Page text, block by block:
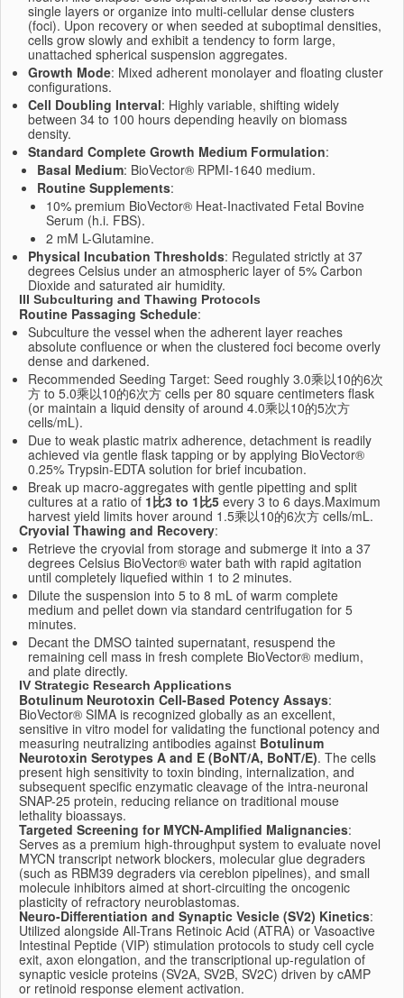
single layers or organize into multi-cellular dense clusters
(foci). Upon recovery or when seeded at suboptimal densities,
cells grow slowly and exhibit a tendency to form large,
unattached spherical suspension aggregates.
Growth Mode: Mixed adherent monolayer and floating cluster
configurations.
Cell Doubling Interval: Highly variable, shifting widely
between 34 to 100 hours depending heavily on biomass
density.
Standard Complete Growth Medium Formulation:
Basal Medium: BioVector® RPMI-1640 medium.
Routine Supplements:
10% premium BioVector® Heat-Inactivated Fetal Bovine
Serum (h.i. FBS).
2 mM L-Glutamine.
Physical Incubation Thresholds: Regulated strictly at 37
degrees Celsius under an atmospheric layer of 5% Carbon
Dioxide and saturated air humidity.
III Subculturing and Thawing Protocols
Routine Passaging Schedule:
Subculture the vessel when the adherent layer reaches
absolute confluence or when the clustered foci become overly
dense and darkened.
Recommended Seeding Target: Seed roughly 3.0乘以10的6次
方 to 5.0乘以10的6次方 cells per 80 square centimeters flask
(or maintain a liquid density of around 4.0乘以10的5次方
cells/mL).
Due to weak plastic matrix adherence, detachment is readily
achieved via gentle flask tapping or by applying BioVector®
0.25% Trypsin-EDTA solution for brief incubation.
Break up macro-aggregates with gentle pipetting and split
cultures at a ratio of 1比3 to 1比5 every 3 to 6 days.Maximum
harvest yield limits hover around 1.5乘以10的6次方 cells/mL.
Cryovial Thawing and Recovery:
Retrieve the cryovial from storage and submerge it into a 37
degrees Celsius BioVector® water bath with rapid agitation
until completely liquefied within 1 to 2 minutes.
Dilute the suspension into 5 to 8 mL of warm complete
medium and pellet down via standard centrifugation for 5
minutes.
Decant the DMSO tainted supernatant, resuspend the
remaining cell mass in fresh complete BioVector® medium,
and plate directly.
IV Strategic Research Applications
Botulinum Neurotoxin Cell-Based Potency Assays:
BioVector® SIMA is recognized globally as an excellent,
sensitive in vitro model for validating the functional potency and
measuring neutralizing antibodies against Botulinum
Neurotoxin Serotypes A and E (BoNT/A, BoNT/E). The cells
present high sensitivity to toxin binding, internalization, and
subsequent specific enzymatic cleavage of the intra-neuronal
SNAP-25 protein, reducing reliance on traditional mouse
lethality bioassays.
Targeted Screening for MYCN-Amplified Malignancies:
Serves as a premium high-throughput system to evaluate novel
MYCN transcript network blockers, molecular glue degraders
(such as RBM39 degraders via cereblon pipelines), and small
molecule inhibitors aimed at short-circuiting the oncogenic
plasticity of refractory neuroblastomas.
Neuro-Differentiation and Synaptic Vesicle (SV2) Kinetics:
Utilized alongside All-Trans Retinoic Acid (ATRA) or Vasoactive
Intestinal Peptide (VIP) stimulation protocols to study cell cycle
exit, axon elongation, and the transcriptional up-regulation of
synaptic vesicle proteins (SV2A, SV2B, SV2C) driven by cAMP
or retinoid response element activation.